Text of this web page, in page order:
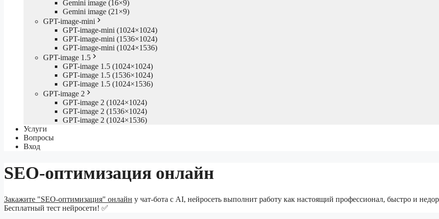
Gemini image (16×9)
Gemini image (21×9)
GPT-image-mini
GPT-image-mini (1024×1024)
GPT-image-mini (1536×1024)
GPT-image-mini (1024×1536)
GPT-image 1.5
GPT-image 1.5 (1024×1024)
GPT-image 1.5 (1536×1024)
GPT-image 1.5 (1024×1536)
GPT-image 2
GPT-image 2 (1024×1024)
GPT-image 2 (1536×1024)
GPT-image 2 (1024×1536)
Услуги
Вопросы
Вход
SEO-оптимизация онлайн
Закажите "SEO-оптимизация" онлайн у чат-бота с AI, нейросеть выполнит работу как настоящий профессионал, быстро и
Бесплатный тест нейросети! ✅